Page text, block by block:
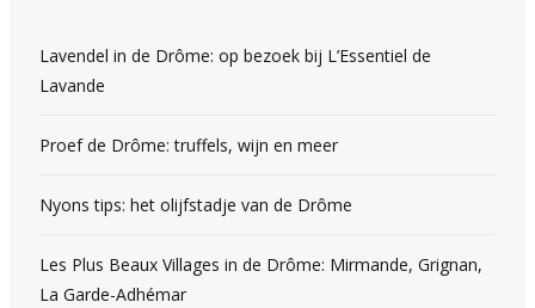
Lavendel in de Drôme: op bezoek bij L’Essentiel de
Lavande
Proef de Drôme: truffels, wijn en meer
Nyons tips: het olijfstadje van de Drôme
Les Plus Beaux Villages in de Drôme: Mirmande, Grignan,
La Garde-Adhémar